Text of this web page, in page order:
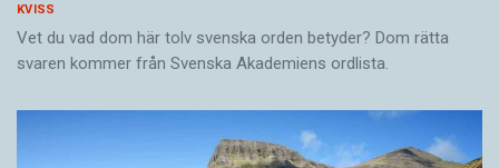
KVISS
Vet du vad dom här tolv svenska orden betyder? Dom rätta
svaren kommer från Svenska Akademiens ordlista.